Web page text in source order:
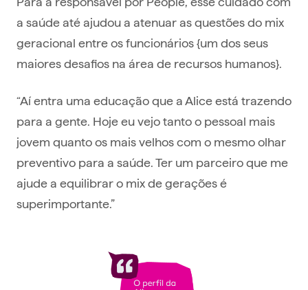
a saúde até ajudou a atenuar as questões do mix
geracional entre os funcionários {um dos seus
maiores desafios na área de recursos humanos}.
“Aí entra uma educação que a Alice está trazendo
para a gente. Hoje eu vejo tanto o pessoal mais
jovem quanto os mais velhos com o mesmo olhar
preventivo para a saúde. Ter um parceiro que me
ajude a equilibrar o mix de gerações é
superimportante.”